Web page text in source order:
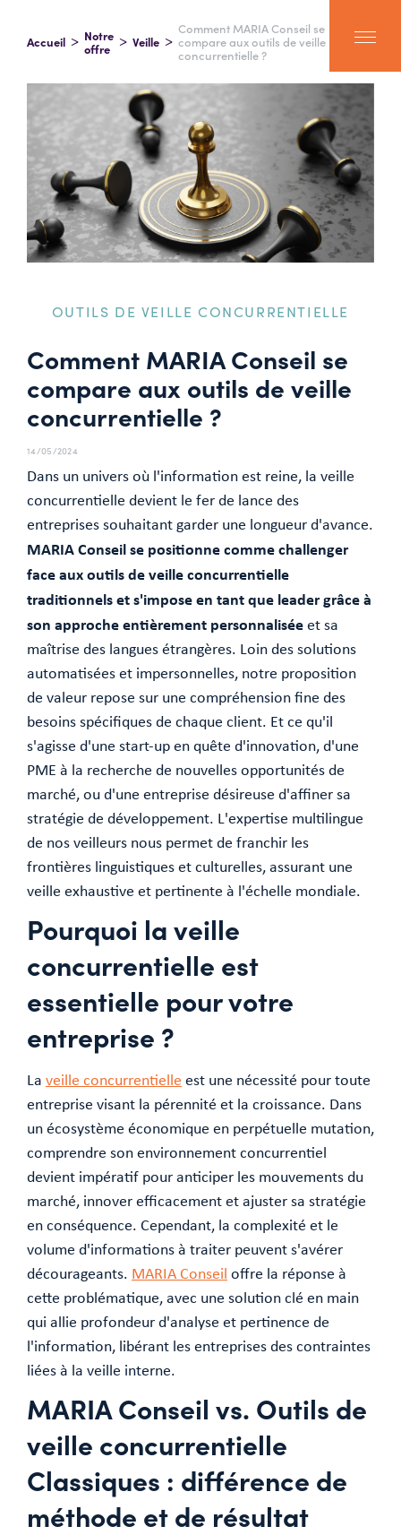
Accueil Notre
offre Veille
Comment MARIA Conseil se
compare aux outils de veille
concurrentielle ?
OUTILS DE VEILLE CONCURRENTIELLE
Comment MARIA Conseil se
compare aux outils de veille
concurrentielle ?
14/05/2024
Dans un univers où l'information est reine, la veille
concurrentielle devient le fer de lance des
entreprises souhaitant garder une longueur d'avance.
MARIA Conseil se positionne comme challenger
face aux outils de veille concurrentielle
traditionnels et s'impose en tant que leader grâce à
son approche entièrement personnaliséeet sa
maîtrise des langues étrangères. Loin des solutions
automatisées et impersonnelles, notre proposition
de valeur repose sur une compréhension fine des
besoins spécifiques de chaque client. Et ce qu'il
s'agisse d'une start-up en quête d'innovation, d'une
PME à la recherche de nouvelles opportunités de
marché, ou d'une entreprise désireuse d'affiner sa
stratégie de développement. L'expertise multilingue
de nos veilleurs nous permet de franchir les
frontières linguistiques et culturelles, assurant une
veille exhaustive et pertinente à l'échelle mondiale.
Pourquoi la veille
concurrentielle est
essentielle pour votre
entreprise ?
La veille concurrentielle est une nécessité pour toute
entreprise visant la pérennité et la croissance. Dans
un écosystème économique en perpétuelle mutation,
comprendre son environnement concurrentiel
devient impératif pour anticiper les mouvements du
marché, innover efficacement et ajuster sa stratégie
en conséquence. Cependant, la complexité et le
volume d'informations à traiter peuvent s'avérer
décourageants. MARIA Conseil offre la réponse à
cette problématique, avec une solution clé en main
qui allie profondeur d'analyse et pertinence de
l'information, libérant les entreprises des contraintes
liées à la veille interne.
MARIA Conseil vs. Outils de
veille concurrentielle
Classiques : différence de
méthode et de résultat